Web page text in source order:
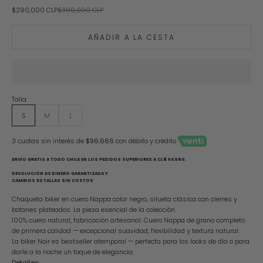
Precio de oferta
$290,000 CLPPrecio normal
$390,000 CLP
AÑADIR A LA CESTA
Talla:
S
M L
3 cuotas sin interés de $96.666 con débito y crédito
ENVÍO GRATIS A TODO CHILE EN LOS PEDIDOS SUPERIORES A CL$ 98.560.
DEVOLUCIÓN DE DINERO GARANTIZADA Y
CAMBIOS DE TALLAS SIN COSTOS
Chaqueta biker en cuero Nappa color negro, silueta clásica con cierres y
botones plateados. La pieza esencial de la colección.
100% cuero natural, fabricación artesanal. Cuero Nappa de grano completo
de primera calidad — excepcional suavidad, flexibilidad y textura natural.
La biker Noir es bestseller atemporal — perfecta para los looks de día o para
darle a la noche un toque de elegancia.